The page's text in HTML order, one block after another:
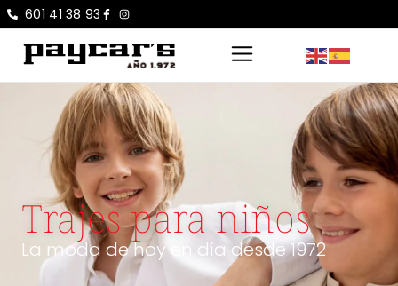
601 41 38 93
Trajes para niños
La moda de hoy en día desde 1972